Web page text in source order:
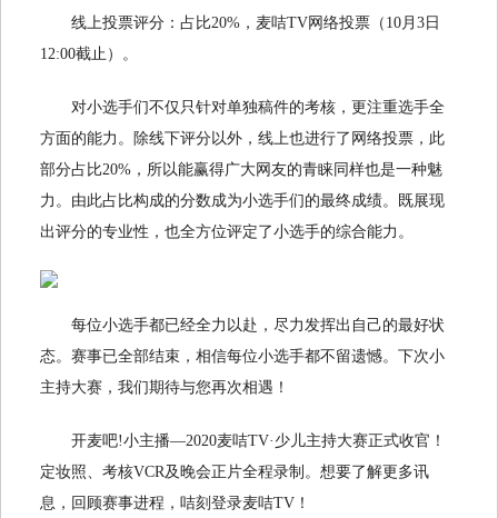
线上投票评分：占比20%，麦咭TV网络投票（10月3日
12:00截止）。
对小选手们不仅只针对单独稿件的考核，更注重选手全
方面的能力。除线下评分以外，线上也进行了网络投票，此
部分占比20%，所以能赢得广大网友的青睐同样也是一种魅
力。由此占比构成的分数成为小选手们的最终成绩。既展现
出评分的专业性，也全方位评定了小选手的综合能力。
每位小选手都已经全力以赴，尽力发挥出自己的最好状
态。赛事已全部结束，相信每位小选手都不留遗憾。下次小
主持大赛，我们期待与您再次相遇！
开麦吧!小主播—2020麦咭TV·少儿主持大赛正式收官！
定妆照、考核VCR及晚会正片全程录制。想要了解更多讯
息，回顾赛事进程，咭刻登录麦咭TV！